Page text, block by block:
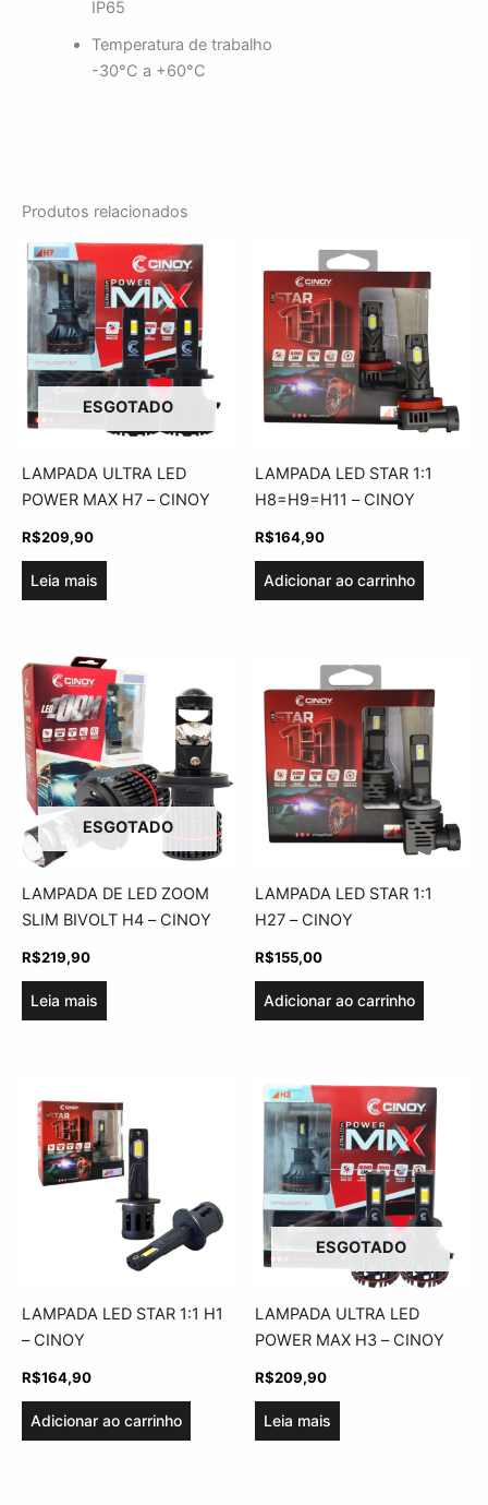
IP65
Temperatura de trabalho
-30°C a +60°C
Produtos relacionados
ESGOTADO
LAMPADA ULTRA LED
POWER MAX H7 – CINOY
R$209,90
Leia mais
LAMPADA LED STAR 1:1
H8=H9=H11 – CINOY
R$164,90
Adicionar ao carrinho
ESGOTADO
LAMPADA DE LED ZOOM
SLIM BIVOLT H4 – CINOY
R$219,90
Leia mais
LAMPADA LED STAR 1:1
H27 – CINOY
R$155,00
Adicionar ao carrinho
LAMPADA LED STAR 1:1 H1
– CINOY
R$164,90
Adicionar ao carrinho
ESGOTADO
LAMPADA ULTRA LED
POWER MAX H3 – CINOY
R$209,90
Leia mais